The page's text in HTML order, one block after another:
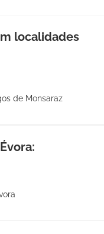
localidades
de Monsaraz